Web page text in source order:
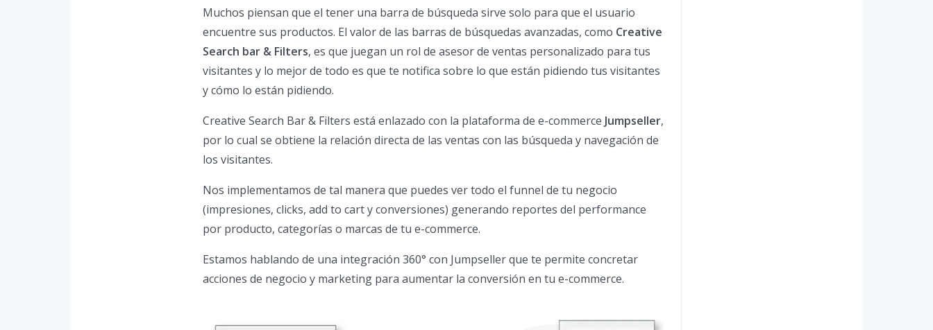
Muchos piensan que el tener una barra de búsqueda sirve solo para que el usuario
encuentre sus productos. El valor de las barras de búsquedas avanzadas, como Creative
Search bar & Filters, es que juegan un rol de asesor de ventas personalizado para tus
visitantes y lo mejor de todo es que te notifica sobre lo que están pidiendo tus visitantes
y cómo lo están pidiendo.
Creative Search Bar & Filters está enlazado con la plataforma de e-commerce Jumpseller,
por lo cual se obtiene la relación directa de las ventas con las búsqueda y navegación de
los visitantes.
Nos implementamos de tal manera que puedes ver todo el funnel de tu negocio
(impresiones, clicks, add to cart y conversiones) generando reportes del performance
por producto, categorías o marcas de tu e-commerce.
Estamos hablando de una integración 360° con Jumpseller que te permite concretar
acciones de negocio y marketing para aumentar la conversión en tu e-commerce.